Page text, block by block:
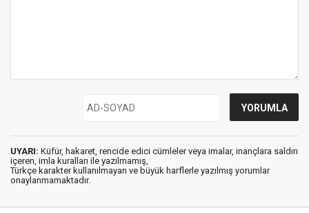
UYARI: Küfür, hakaret, rencide edici cümleler veya imalar, inançlara saldırı
içeren, imla kuralları ile yazılmamış,
Türkçe karakter kullanılmayan ve büyük harflerle yazılmış yorumlar
onaylanmamaktadır.